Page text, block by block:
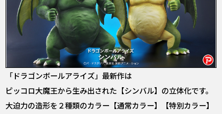
LANGUAGE
JP
EN FR DE ES
「ドラゴンボールアライズ」最新作は
ピッコロ大魔王から生み出された【シンバル】の立体化です。
大迫力の造形を２種類のカラー【通常カラー】【特別カラー】